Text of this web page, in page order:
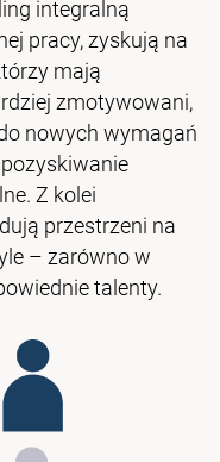
integralną
pracy, zyskują na
mają
zmotywowani,
nowych wymagań
Z kolei
przestrzeni na
– zarówno w
talenty.